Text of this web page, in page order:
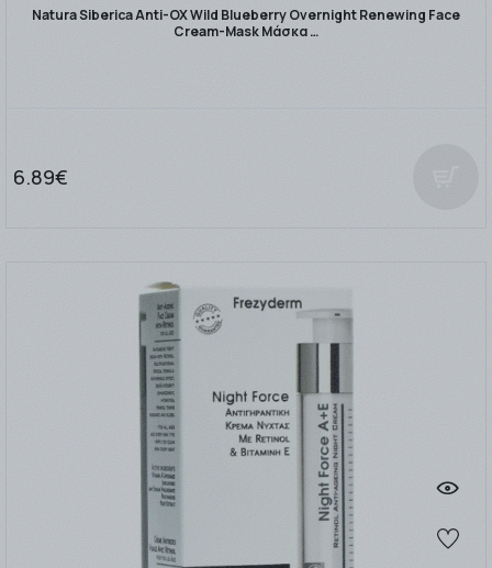
Natura Siberica Anti-OX Wild Blueberry Overnight Renewing Face
Cream-Mask Μάσκα …
6.89€